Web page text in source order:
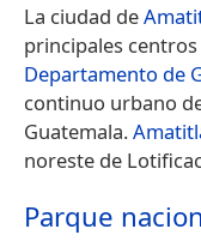
La ciudad de
principales
Departamento de
continuo urbano
Guatemala.
noreste de
Parque